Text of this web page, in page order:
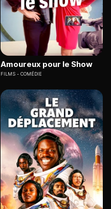
Amoureux pour le Show
FILMS COMÉDIE